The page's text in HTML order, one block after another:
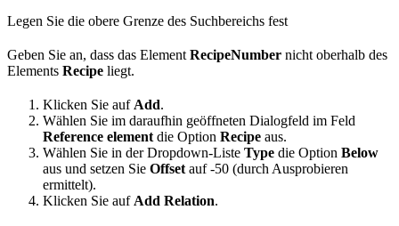
Legen Sie die obere Grenze des Suchbereichs fest
Geben Sie an, dass das Element RecipeNumber nicht oberhalb des
Elements Recipe liegt.
Klicken Sie auf Add.
Wählen Sie im daraufhin geöffneten Dialogfeld im Feld
Reference element die Option Recipe aus.
Wählen Sie in der Dropdown-Liste Type die Option Below
aus und setzen Sie Offset auf -50 (durch Ausprobieren
ermittelt).
Klicken Sie auf Add Relation.